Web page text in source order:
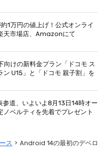
1万円の値上げ！公式オンライ
天市場店、Amazonにて
向けの新料金プラン「ドコモ ス
ン U15」と「ドコモ 親子割」を
道、いよいよ8月13日14時オー
ノベルティを先着でプレゼント
ス
Android 14の最初のデベロ